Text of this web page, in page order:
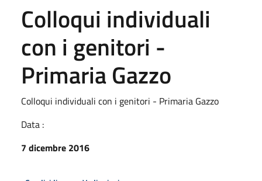
Colloqui individuali
con i genitori -
Primaria Gazzo
Colloqui individuali con i genitori - Primaria Gazzo
Data :
7 dicembre 2016